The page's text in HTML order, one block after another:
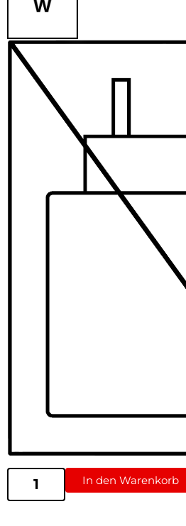
In den Warenkorb